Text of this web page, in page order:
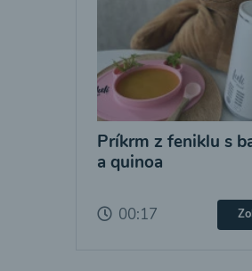
Príkrm z feniklu s
a quinoa
00:17